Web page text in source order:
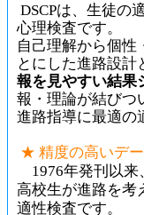
DSCPは、生徒の
心理検査です。
自己理解から個性
とにした進路設
報を見やすい結果
報・理論が結びつ
進路指導に最適の
★ 精度の高いデ
1976年発刊以来
高校生が進路を考
適性検査です。